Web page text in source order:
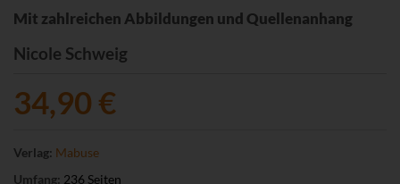
Mit zahlreichen Abbildungen und Quellenanhang
Nicole Schweig
34,90 €
Verlag: Mabuse
Umfang: 236 Seiten